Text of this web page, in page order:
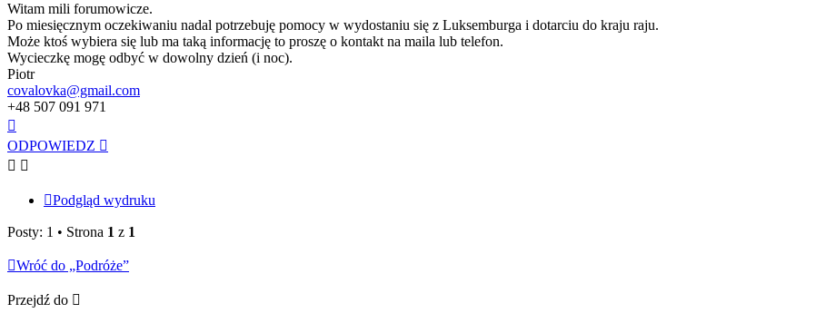
Witam mili forumowicze.
Po miesięcznym oczekiwaniu nadal potrzebuję pomocy w wydostaniu się z Luksemburga i dotarciu do kraju raju.
Może ktoś wybiera się lub ma taką informację to proszę o kontakt na maila lub telefon.
Wycieczkę mogę odbyć w dowolny dzień (i noc).
Piotr
covalovka@gmail.com
+48 507 091 971
górę
ODPOWIEDZ
Podgląd wydruku
Posty: 1 • Strona 1 z 1
Wróć do „Podróże”
Przejdź do